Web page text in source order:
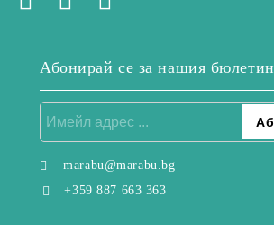
Абонирай се за нашия бюлетин
marabu@marabu.bg
+359 887 663 363